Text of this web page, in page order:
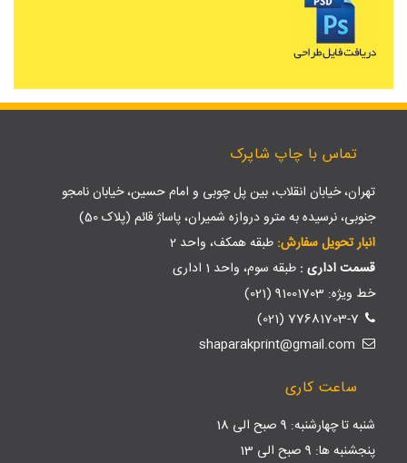
تماس با چاپ شاپرک
تهران، خیابان انقلاب، بین پل چوبی و امام حسین، خیابان نامجو
جنوبی، نرسیده به مترو دروازه شمیران، پاساژ قائم (پلاک 50)
انبار تحویل سفارش: طبقه همکف، واحد 2
قسمت اداری : طبقه سوم، واحد 1 اداری
خط ویژه: 91001703 (021)
77681703-7 (021)
ساعت کاری
شنبه تا چهارشنبه: 9 صبح الی 18
پنجشنبه ها: 9 صبح الی 13